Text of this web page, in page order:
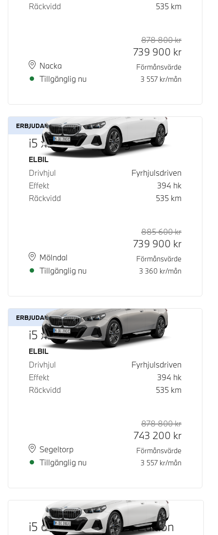
Räckvidd 535 km
PlatsNacka
Leveranstid
Tillgänglig nu
Rek. ord
878 800kr
739 900 kr
Förmånsvärde
3 557 kr/mån
ERBJUDANDE
i5 xDrive40 Touring
Bränsle
ELBIL
Drivhjul
Fyrhjulsdriven
Effekt
394 hk
Räckvidd
535 km
PlatsMölndal
Leveranstid
Tillgänglig nu
Rek. ord
885 600kr
739 900 kr
Förmånsvärde
3 360 kr/mån
ERBJUDANDE
i5 xDrive40 Touring
Bränsle
ELBIL
Drivhjul
Fyrhjulsdriven
Effekt
394 hk
Räckvidd
535 km
PlatsSegeltorp
Leveranstid
Tillgänglig nu
Rek. ord
878 800kr
743 200 kr
Förmånsvärde
3 557 kr/mån
i5 eDrive40 M Sport Edition